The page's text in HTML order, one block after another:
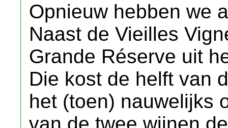
Opnieuw hebben we
Naast de Vieilles
Grande Réserve uit
Die kost de helft van
het (toen) nauwelijks